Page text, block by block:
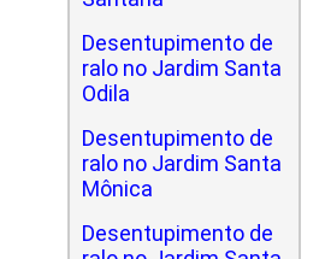
Desentupimento de
ralo no Jardim Santa
Odila
Desentupimento de
ralo no Jardim Santa
Mônica
Desentupimento de